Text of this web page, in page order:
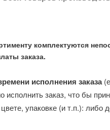
комплектуются
заказа.
исполнения заказа
заказ, что бы
упаковке (и т.п.):